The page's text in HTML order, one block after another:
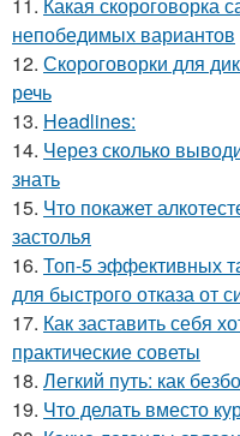
11. Какая скороговорка
непобедимых вариантов
12. Скороговорки для
речь
13. Headlines:
14. Через сколько
знать
15. Что покажет
застолья
16. Топ-5 эффективных
для быстрого отказа от
17. Как заставить себя
практические советы
18. Легкий путь: как
19. Что делать вместо